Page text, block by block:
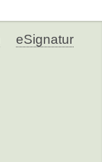
eSignatur